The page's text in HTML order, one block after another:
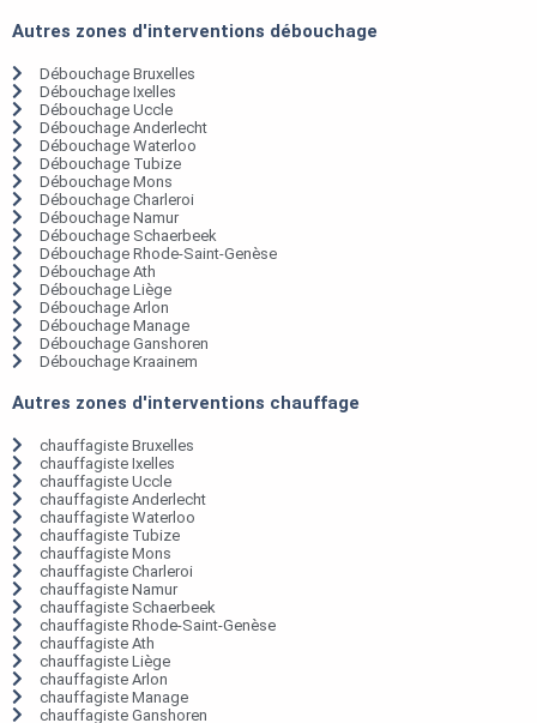
Autres zones d'interventions débouchage
Débouchage Bruxelles
Débouchage Ixelles
Débouchage Uccle
Débouchage Anderlecht
Débouchage Waterloo
Débouchage Tubize
Débouchage Mons
Débouchage Charleroi
Débouchage Namur
Débouchage Schaerbeek
Débouchage Rhode-Saint-Genèse
Débouchage Ath
Débouchage Liège
Débouchage Arlon
Débouchage Manage
Débouchage Ganshoren
Débouchage Kraainem
Autres zones d'interventions chauffage
chauffagiste Bruxelles
chauffagiste Ixelles
chauffagiste Uccle
chauffagiste Anderlecht
chauffagiste Waterloo
chauffagiste Tubize
chauffagiste Mons
chauffagiste Charleroi
chauffagiste Namur
chauffagiste Schaerbeek
chauffagiste Rhode-Saint-Genèse
chauffagiste Ath
chauffagiste Liège
chauffagiste Arlon
chauffagiste Manage
chauffagiste Ganshoren